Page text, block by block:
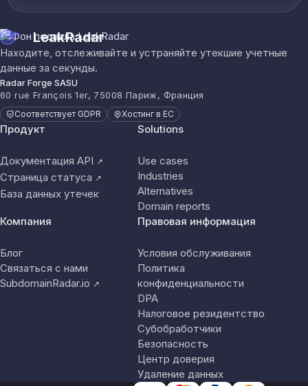
LeakRadar
Находите, отслеживайте и устраняйте утекшие учетные
данные за секунды.
Radar Forge SASU
60 rue François 1er, 75008 Париж, Франция
Соответствует GDPR Хостинг в ЕС
Продукт
Документация API ↗
Страница статуса ↗
База данных утечек
Solutions
Use cases
Industries
Alternatives
Domain reports
Компания
Блог
Связаться с нами
SubdomainRadar.io ↗
Правовая информация
Условия обслуживания
Политика
конфиденциальности
DPA
Налоговое резидентство
Субобработчики
Безопасность
Центр доверия
Удаление данных